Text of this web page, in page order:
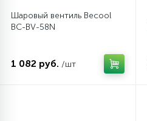
Шаровый вентиль Becool
BC-BV-58N
1 082 руб. /шт